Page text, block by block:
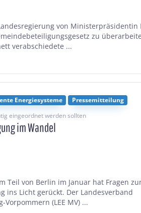
von Ministerpräsidentin
zu
verabschiedete ...
Energiesysteme
Pressemitteilung
eingeordnet werden sollten
im Wandel
Teil von Berlin im Januar hat Fragen
ins Licht gerückt. Der Landesverband
(LEE MV) ...